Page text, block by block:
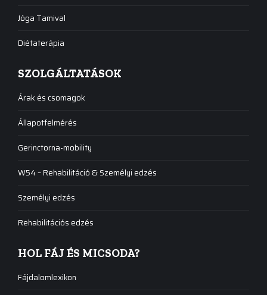
Jóga Tamival
Diétaterápia
SZOLGÁLTATÁSOK
Árak és csomagok
Állapotfelmérés
Gerinctorna-mobility
W54 – Rehabilitáció & Személyi edzés
Személyi edzés
Rehabilitációs edzés
HOL FÁJ ÉS MICSODA?
Fájdalomlexikon